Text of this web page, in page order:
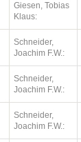
Giesen, Tobias
Klaus:
Schneider,
Joachim F.W.:
Schneider,
Joachim F.W.:
Schneider,
Joachim F.W.: